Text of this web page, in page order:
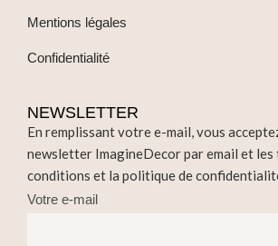
Mentions légales
Confidentialité
NEWSLETTER
En remplissant votre e-mail, vous
newsletter ImagineDecor par email et les
conditions et la politique de
Votre e-mail